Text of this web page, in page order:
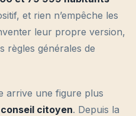
et rien n’empêche les
leur propre version,
règles générales de
arrive une figure plus
conseil citoyen. Depuis la